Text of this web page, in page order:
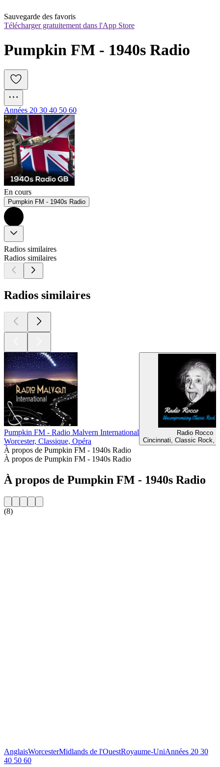
Sauvegarde des favoris
Télécharger gratuitement dans l'App Store
Pumpkin FM - 1940s Radio
Années 20 30 40 50 60
En cours
Pumpkin FM - 1940s Radio
Radios similaires
Radios similaires
Radios similaires
Pumpkin FM - Radio Malvern International
Worcester, Classique, Opéra
Radio Rocco
Cincinnati, Classic Rock,
À propos de Pumpkin FM - 1940s Radio
À propos de Pumpkin FM - 1940s Radio
À propos de Pumpkin FM - 1940s Radio
(8)
AnglaisWorcesterMidlands de l'OuestRoyaume-UniAnnées 20 30
40 50 60